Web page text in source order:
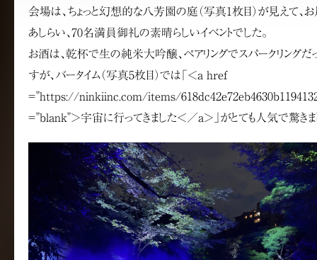
会場は、ちょっと幻想的な八芳園の庭（写真1枚目）が見えて、
あしらい、70名満員御礼の素晴らしいイベントでした。
お酒は、乾杯で生の純米大吟醸、ペアリングでスパークリングだ
すが、バータイム（写真5枚目）では「＜a href
＝"https://ninkiinc.com/items/
＝"blank"＞宇宙に行ってきました＜／a＞」がとても人気で驚きま